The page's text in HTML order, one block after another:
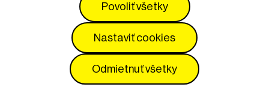
Povoliť všetky
Nastaviť cookies
Odmietnuť všetky
Prevádzkový poriadok
Vyhlásenie o prístupnosti Služby
Nastavenia cookies